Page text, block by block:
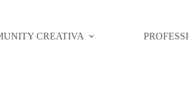
CREATIVA